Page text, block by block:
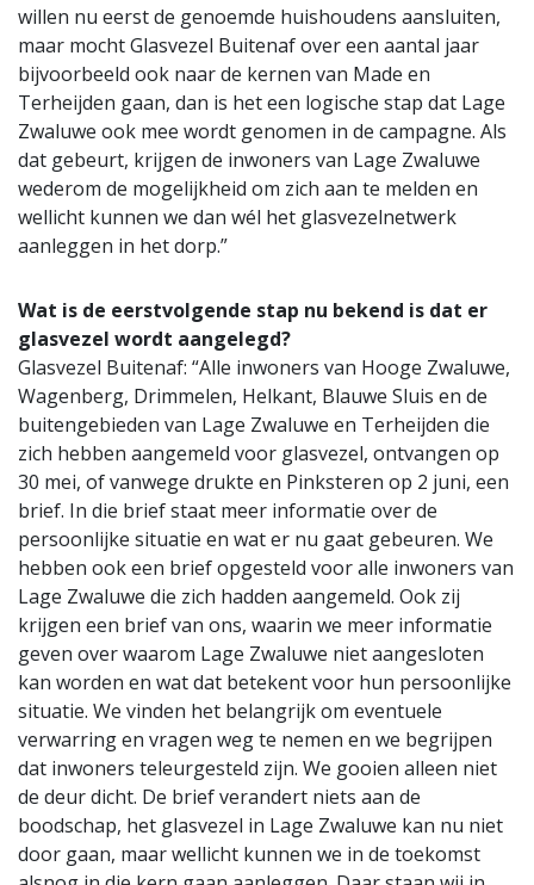
willen nu eerst de genoemde huishoudens aansluiten,
maar mocht Glasvezel Buitenaf over een aantal jaar
bijvoorbeeld ook naar de kernen van Made en
Terheijden gaan, dan is het een logische stap dat Lage
Zwaluwe ook mee wordt genomen in de campagne. Als
dat gebeurt, krijgen de inwoners van Lage Zwaluwe
wederom de mogelijkheid om zich aan te melden en
wellicht kunnen we dan wél het glasvezelnetwerk
aanleggen in het dorp.”
Wat is de eerstvolgende stap nu bekend is dat er
glasvezel wordt aangelegd?
Glasvezel Buitenaf: “Alle inwoners van Hooge Zwaluwe,
Wagenberg, Drimmelen, Helkant, Blauwe Sluis en de
buitengebieden van Lage Zwaluwe en Terheijden die
zich hebben aangemeld voor glasvezel, ontvangen op
30 mei, of vanwege drukte en Pinksteren op 2 juni, een
brief. In die brief staat meer informatie over de
persoonlijke situatie en wat er nu gaat gebeuren. We
hebben ook een brief opgesteld voor alle inwoners van
Lage Zwaluwe die zich hadden aangemeld. Ook zij
krijgen een brief van ons, waarin we meer informatie
geven over waarom Lage Zwaluwe niet aangesloten
kan worden en wat dat betekent voor hun persoonlijke
situatie. We vinden het belangrijk om eventuele
verwarring en vragen weg te nemen en we begrijpen
dat inwoners teleurgesteld zijn. We gooien alleen niet
de deur dicht. De brief verandert niets aan de
boodschap, het glasvezel in Lage Zwaluwe kan nu niet
door gaan, maar wellicht kunnen we in de toekomst